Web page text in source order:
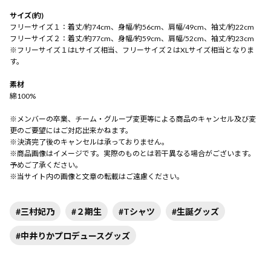
サイズ(約)
フリーサイズ１：着丈/約74cm、身幅/約56cm、肩幅/49cm、袖丈/約22cm
フリーサイズ２：着丈/約77cm、身幅/約59cm、肩幅/52cm、袖丈/約23cm
※フリーサイズ１はLサイズ相当、フリーサイズ２はXLサイズ相当となりま
す。
素材
綿100%
※メンバーの卒業、チーム・グループ変更等による商品のキャンセル及び変
更のご要望にはご対応出来かねます。
※決済完了後のキャンセルは承っておりません。
※商品画像はイメージです。実際のものとは若干異なる場合がございます。
予めご了承ください。
※当サイト内の画像と文章の転載はご遠慮ください。
#三村妃乃 #２期生 #Tシャツ #生誕グッズ
#中井りかプロデュースグッズ